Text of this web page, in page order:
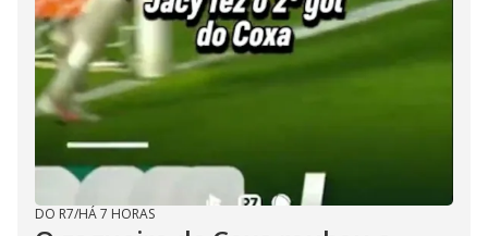
DO R7/HÁ 7 HORAS